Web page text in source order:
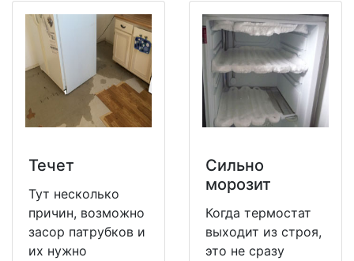
Течет
Тут несколько
причин, возможно
засор патрубков и
их нужно
Сильно
морозит
Когда термостат
выходит из строя,
это не сразу